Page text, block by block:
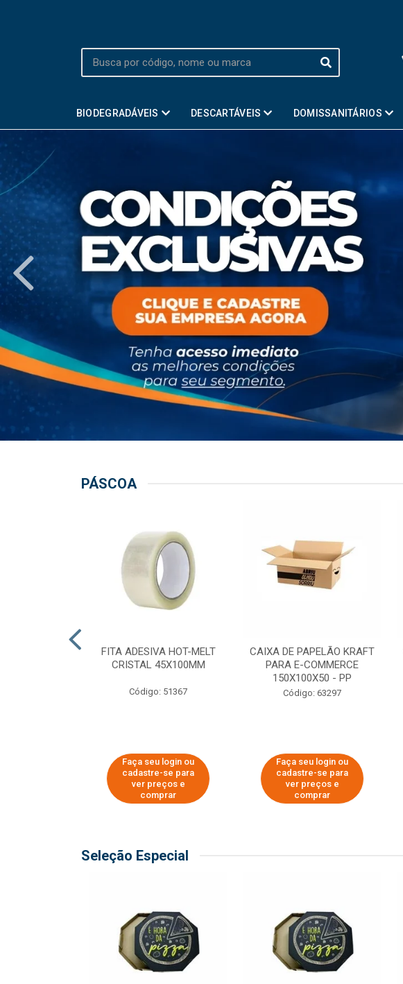
BIODEGRADÁVEIS DESCARTÁVEIS DOMISSANITÁRIOS
PÁSCOA
FITA ADESIVA HOT-MELT
CRISTAL 45X100MM
Código: 51367
Faça seu login ou
cadastre-se para
ver preços e
comprar
CAIXA DE PAPELÃO KRAFT
PARA E-COMMERCE
150X100X50 - PP
Código: 63297
Faça seu login ou
cadastre-se para
ver preços e
comprar
Seleção Especial